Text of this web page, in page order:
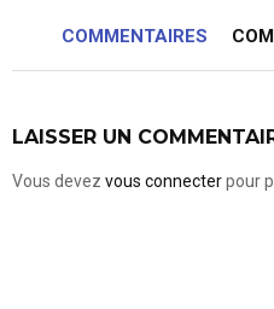
COMMENTAIRES
LAISSER UN
Vous devez vous connecterpour